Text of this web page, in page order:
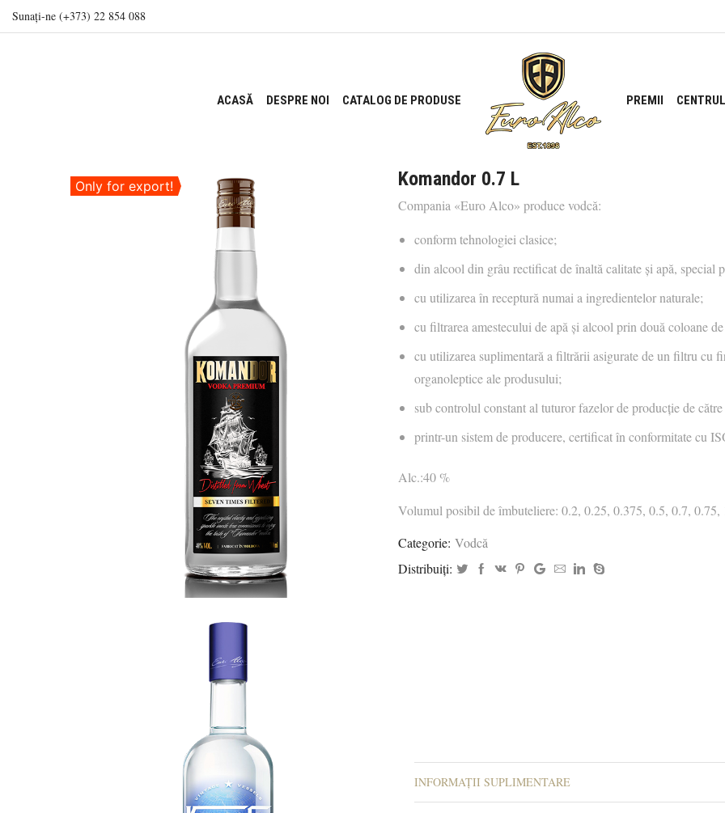
Sunați-ne (+373) 22 854 088
ACASĂ DESPRE NOI CATALOG DE PRODUSE PREMII
Only for export! Komandor 0.7 L
Compania «Euro Alco» produce vodcă:
conform tehnologiei clasice;
din alcool din grâu rectificat de înaltă calitate și apă, special
cu utilizarea în receptură numai a ingredientelor naturale;
cu filtrarea amestecului de apă şi alcool prin două coloane
cu utilizarea suplimentară a filtrării asigurate de un filtru cu
organoleptice ale produsului;
sub controlul constant al tuturor fazelor de producție de
printr-un sistem de producere, certificat în conformitate cu
Alc.:40 %
Volumul posibil de îmbuteliere: 0.2, 0.25, 0.375, 0.5, 0.7, 0.75,
Categorie: Vodcă
Distribuiți:
INFORMAȚII SUPLIMENTARE